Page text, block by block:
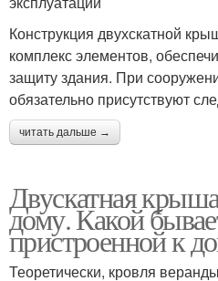
Конструкция двухскатной
комплекс элементов,
защиту здания. При
обязательно присутствуют
читать дальше →
Двускатная
дому. Какой
пристроенной к
Теоретически, кровля